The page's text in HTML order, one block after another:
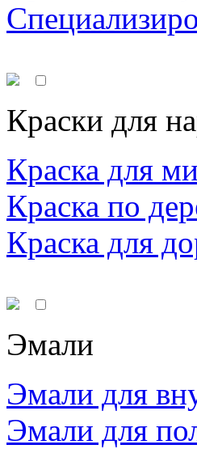
Краски для
Краска для
Краска по
Краска для
Эмали
Эмали для
Эмали для